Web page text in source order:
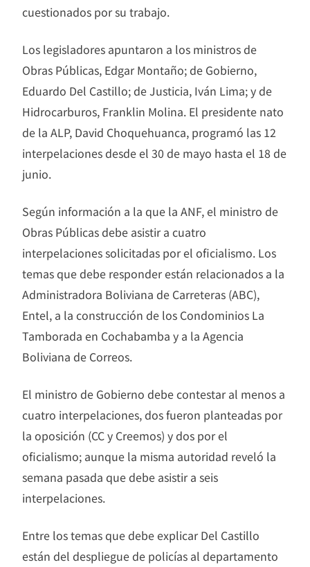
cuestionados por su trabajo.
Los legisladores apuntaron a los ministros de
Obras Públicas, Edgar Montaño; de Gobierno,
Eduardo Del Castillo; de Justicia, Iván Lima; y de
Hidrocarburos, Franklin Molina. El presidente nato
de la ALP, David Choquehuanca, programó las 12
interpelaciones desde el 30 de mayo hasta el 18 de
junio.
Según información a la que la ANF, el ministro de
Obras Públicas debe asistir a cuatro
interpelaciones solicitadas por el oficialismo. Los
temas que debe responder están relacionados a la
Administradora Boliviana de Carreteras (ABC),
Entel, a la construcción de los Condominios La
Tamborada en Cochabamba y a la Agencia
Boliviana de Correos.
El ministro de Gobierno debe contestar al menos a
cuatro interpelaciones, dos fueron planteadas por
la oposición (CC y Creemos) y dos por el
oficialismo; aunque la misma autoridad reveló la
semana pasada que debe asistir a seis
interpelaciones.
Entre los temas que debe explicar Del Castillo
están del despliegue de policías al departamento